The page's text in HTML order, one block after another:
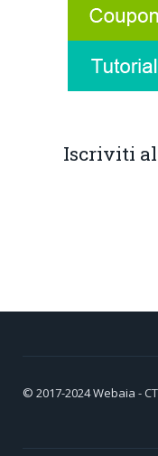
Iscriviti
© 2017-2024Webaia -